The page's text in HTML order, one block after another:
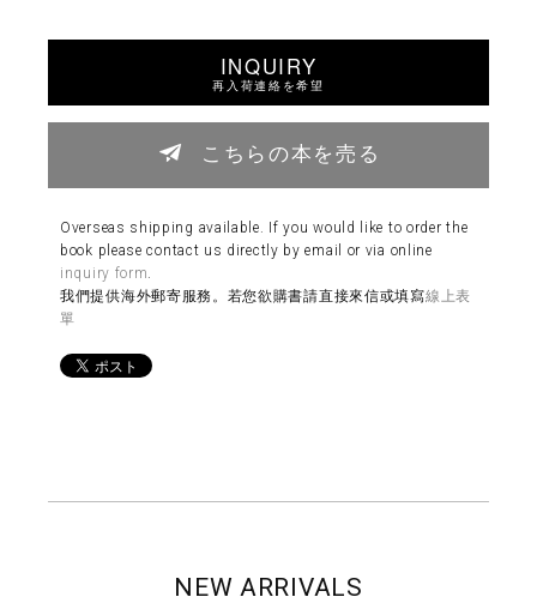
INQUIRY
再入荷連絡を希望
こちらの本を売る
Overseas shipping available. If you would like to order the
book please contact us directly by email or via online
inquiry form
我們提供海外郵寄服務。若您欲購書請直接來信或填寫線上表
單
NEW ARRIVALS